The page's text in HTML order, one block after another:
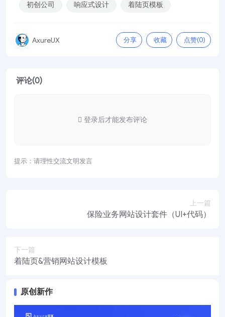
初创公司 响应式设计 着陆页模板
AxureUX 分享 收藏 点赞(0)
评论(0)
提示：请理性交流文明发言
登录后才能发布评论
上一篇
保险业务网站设计套件（UI+代码）
下一篇
着陆页&营销网站设计模板
原创新作